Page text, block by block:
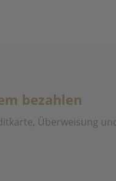
bezahlen
Überweisung